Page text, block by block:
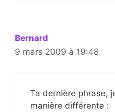
Bernard
9 mars 2009 à 19:48
Ta dernière phrase,
manière différente :